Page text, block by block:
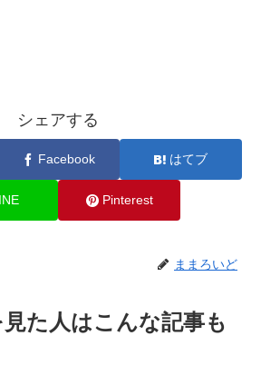
シェアする
Facebook はてブ
Pinterest
ままろいど
た人はこんな記事も